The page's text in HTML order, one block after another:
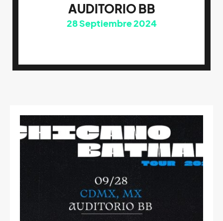
AUDITORIO BB
28Septiembre 2024